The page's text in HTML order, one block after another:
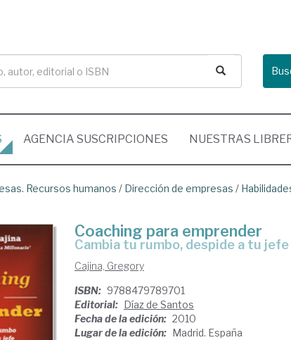
AGENCIA SUSCRIPCIONES NUESTRAS
Recursos humanos / Dirección de empresas /
Coaching para emprender
cambia tu rumbo, despide a tu jefe
Cajina, Gregory
ISBN: 9788479789701
Editorial: Díaz de Santos
Fecha de la edición: 2010
Lugar de la edición: Madrid. España